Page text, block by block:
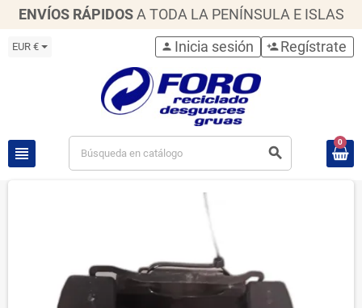
ENVÍOS RÁPIDOS A TODA LA PENÍNSULA E ISLAS
EUR €
view_headline search
person Inicia sesión person_add Regístrate
0